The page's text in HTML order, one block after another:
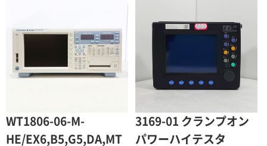
WT1806-06-M-
HE/EX6,B5,G5,DA,MT
3169-01 クランプオン
パワーハイテスタ